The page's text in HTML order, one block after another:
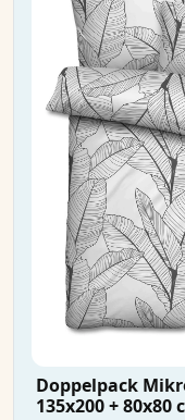
Doppelpack
135x200 + 80x80